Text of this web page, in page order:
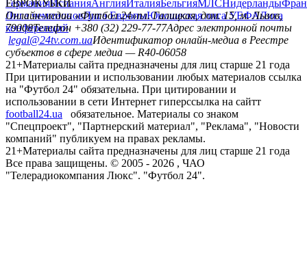
ГерманияИспанияАнглияИталияБельгияМЛСНидерланды
ЕВРОКУБКИ
Лига чемпионовЛига ЕвропыЮношеская лига УЕФАЛига
конференций
Онлайн-медиа «Футбол 24»пл. Галицкая, дом. 15, м. Львов,
79008Телефон +380 (32) 229-77-77Адрес электронной почты
legal@24tv.com.uaИдентификатор онлайн-медиа в Реестре
субъектов в сфере медиа — R40-06058
21+Материалы сайта предназначены для лиц старше 21 года
При цитировании и использовании любых материалов ссылка
на "Футбол 24" обязательна. При цитировании и
использовании в сети Интернет гиперссылка на сайтт
football24.ua
обязательное. Материалы со знаком
"Спецпроект", "Партнерский материал", "Реклама", "Новости
компаний" публикуем на правах рекламы.
21+Материалы сайта предназначены для лиц старше 21 года
Все права защищены. © 2005 - 2026 , ЧАО
"Телерадиокомпания Люкс". "Футбол 24".